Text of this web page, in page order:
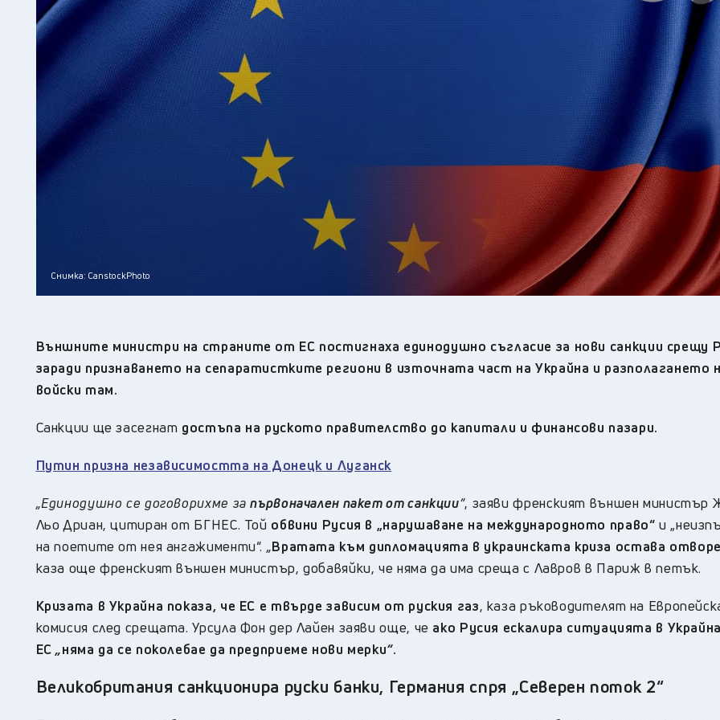
Смолян, 25°C
Търговище °C
Хасково
Шумен , °C
Ямбол, 31°C
Снимка: CanstockPhoto
Външните министри на страните от ЕС постигнаха единодушно съгласие за нови санкции срещу
заради признаването на сепаратистките региони в източната част на Украйна и разполагането
войски там.
Санкции ще засегнат достъпа на руското правителство до капитали и финансови пазари.
Путин призна независимостта на Донецк и Луганск
„Единодушно се договорихме запървоначален пакет от санкции“, заяви френският външен министър
Льо Дриан, цитиран от БГНЕС. Той обвини Русия в „нарушаване на международното право“и
на поетите от нея ангажименти“. „Вратата към дипломацията в украинската криза остава
каза още френският външен министър, добавяйки, че няма да има среща с Лавров в Париж в петък.
Кризата в Украйна показа, че ЕС е твърде зависим от руския газ, каза ръководителят на
комисия след срещата. Урсула Фон дер Лайен заяви още, че ако Русия ескалира ситуацията в
ЕС„няма да се поколебае да предприеме нови мерки“.
Великобритания санкционира руски банки, Германия спря „Северен поток 2“